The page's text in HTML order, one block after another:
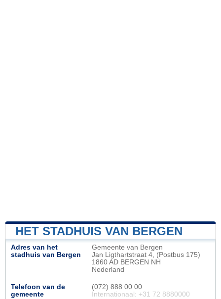
HET STADHUIS VAN BERGEN
Adres van het
stadhuis van Bergen
Gemeente van Bergen
Jan Ligthartstraat 4, (Postbus 175)
1860 AD BERGEN NH
Nederland
Telefoon van de
gemeente
(072) 888 00 00
Internationaal: +31 72 8880000